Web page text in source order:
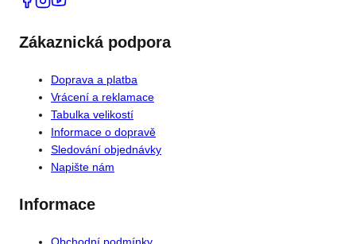
Zákaznická podpora
Doprava a platba
Vrácení a reklamace
Tabulka velikostí
Informace o dopravě
Sledování objednávky
Napište nám
Informace